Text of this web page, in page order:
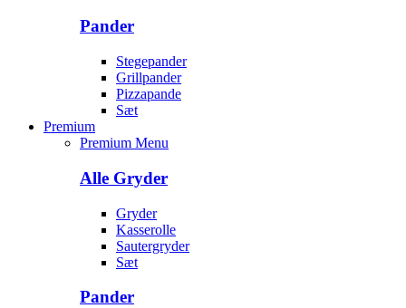
Pander
Stegepander
Grillpander
Pizzapande
Sæt
Premium
Premium Menu
Alle Gryder
Gryder
Kasserolle
Sautergryder
Sæt
Pander